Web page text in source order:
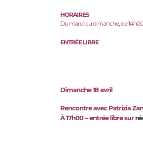
HORAIRES
Du mardi au dimanche, de
ENTRÉE LIBRE
Dimanche 18 avril
Rencontre avec Patrizia
À 17h00 – entrée libre sur